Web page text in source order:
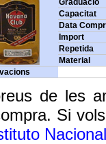
Graduació
Capacitat
Data
Import
Repetida
Material
de les
Si